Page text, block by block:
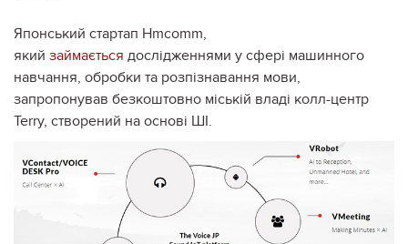
Японський стартап Hmcomm,
який займається дослідженнями у сфері машинного
навчання, обробки та розпізнавання мови,
запропонував безкоштовно міській владі колл-центр
Terry, створений на основі ШІ.